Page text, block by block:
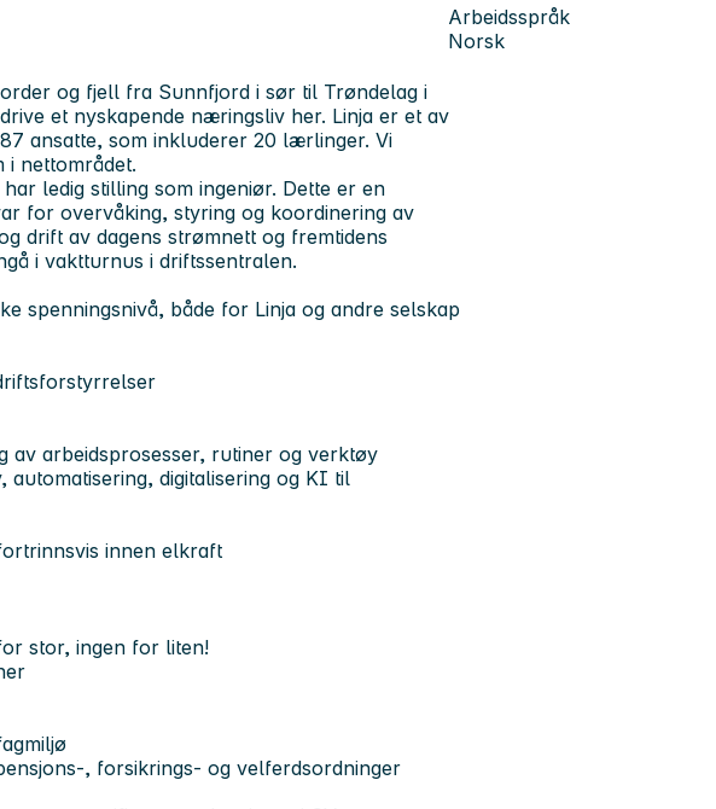
Arbeidsspråk
Norsk
og fjell fra Sunnfjord i sør til Trøndelag i
et nyskapende næringsliv her. Linja er et av
ansatte, som inkluderer 20 lærlinger. Vi
i nettområdet.
ledig stilling som ingeniør. Dette er en
for overvåking, styring og koordinering av
drift av dagens strømnett og fremtidens
i vaktturnus i driftssentralen.
spenningsnivå, både for Linja og andre selskap
av arbeidsprosesser, rutiner og verktøy
digitalisering og KI til
innen elkraft
stor, ingen for liten!
, forsikrings- og velferdsordninger